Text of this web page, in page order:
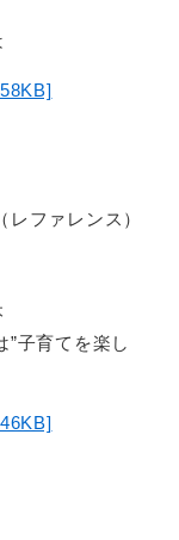
ファレンス）
子育てを楽し